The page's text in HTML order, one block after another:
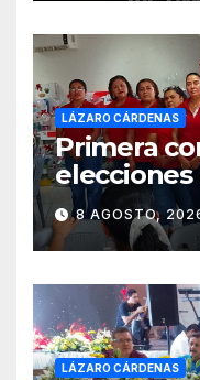
LÁZARO CÁRDENAS
Primera
Ocampo
el
8 AGOSTO,
LÁZARO CÁRDENAS